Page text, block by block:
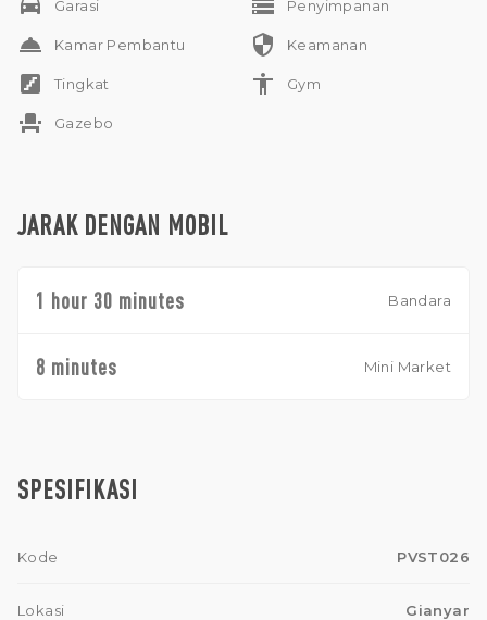
mulailah perjalanan keanggunan dan kepuasan.
drive_eta Garasi storage Penyimpanan
room_service Kamar Pembantu security Keamanan
stairs Tingkat accessibility Gym
event_seat Gazebo
JARAK DENGAN MOBIL
1 hour 30 minutes Bandara
8 minutes Mini Market
SPESIFIKASI
Kode PVST026
Lokasi Gianyar